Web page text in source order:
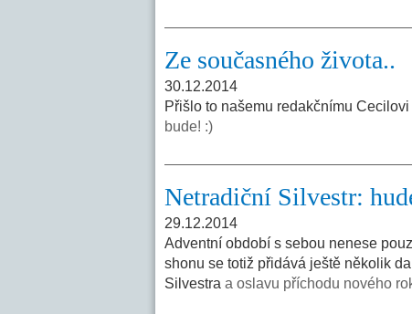
Ze současného života..
30.12.2014
Přišlo to našemu redakčnímu
bude! :)
Netradiční Silvestr:
29.12.2014
Adventní období s sebou nenese
shonu se totiž přidává ještě několik
Silvestra a oslavu příchodu nového